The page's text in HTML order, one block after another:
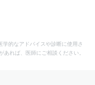
的なアドバイスや診断に使用さ
れば、医師にご相談ください。